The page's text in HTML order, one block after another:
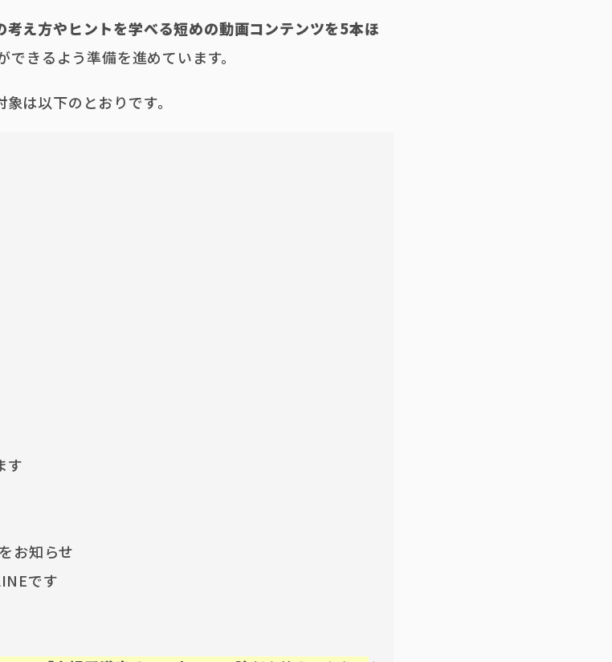
え方やヒントを学べる短めの動画コンテンツを5本ほ
きるよう準備を進めています。
は以下のとおりです。
す
お知らせ
です